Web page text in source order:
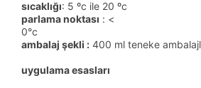
sıcaklığı: 5 ºc ile 20 ºc
parlama noktası : <
0°c
ambalaj şekli : 400 ml teneke
uygulama esasları